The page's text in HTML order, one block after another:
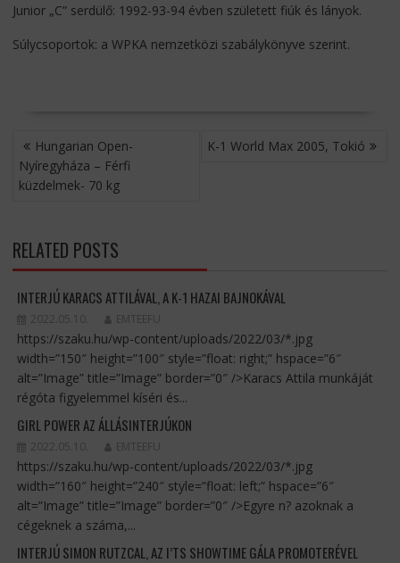
Junior „C” serdülő: 1992-93-94 évben született fiúk és lányok.
Súlycsoportok: a WPKA nemzetközi szabálykönyve szerint.
BEJEGYZÉS
NAVIGÁCIÓ
Hungarian Open-
Nyíregyháza – Férfi
küzdelmek- 70 kg
K-1 World Max 2005, Tokió
RELATED POSTS
INTERJÚ KARACS ATTILÁVAL, A K-1 HAZAI BAJNOKÁVAL
2022.05.10. EMTEEFU
https://szaku.hu/wp-content/uploads/2022/03/*.jpg
width=”150″ height=”100″ style=”float: right;” hspace=”6″
alt=”Image” title=”Image” border=”0″ />Karacs Attila munkáját
régóta figyelemmel kíséri és...
GIRL POWER AZ ÁLLÁSINTERJÚKON
2022.05.10. EMTEEFU
https://szaku.hu/wp-content/uploads/2022/03/*.jpg
width=”160″ height=”240″ style=”float: left;” hspace=”6″
alt=”Image” title=”Image” border=”0″ />Egyre n? azoknak a
cégeknek a száma,...
INTERJÚ SIMON RUTZCAL, AZ I’TS SHOWTIME GÁLA PROMOTERÉVEL